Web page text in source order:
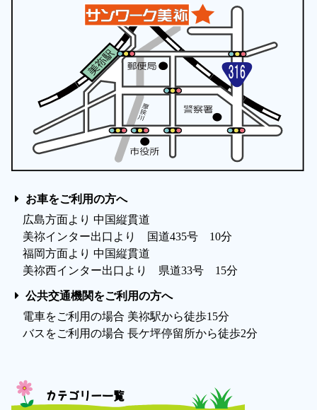
お車をご利用の方へ
広島方面より 中国縦貫道
美祢インター出口より 国道435号 10分
福岡方面より 中国縦貫道
美祢西インター出口より 県道33号 15分
公共交通機関をご利用の方へ
電車をご利用の場合 美祢駅から徒歩15分
バスをご利用の場合 長ケ坪停留所から徒歩2分
カテゴリー一覧